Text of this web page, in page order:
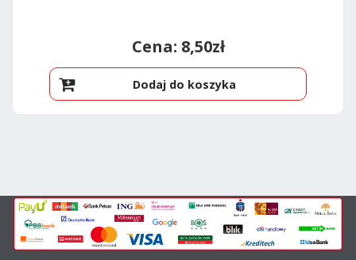
8,50zł
Dodaj do koszyka